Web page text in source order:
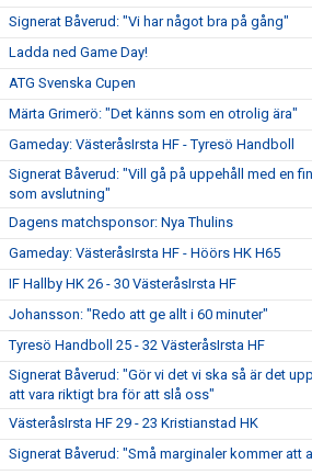
Signerat Båverud: "Vi har något bra på gång"
Ladda ned Game Day!
ATG Svenska Cupen
Märta Grimerö: "Det känns som en otrolig ära"
Gameday: VästeråsIrsta HF - Tyresö Handboll
Signerat Båverud: "Vill gå på uppehåll med en
som avslutning"
Dagens matchsponsor: Nya Thulins
Gameday: VästeråsIrsta HF - Höörs HK H65
IF Hallby HK 26 - 30 VästeråsIrsta HF
Johansson: "Redo att ge allt i 60 minuter"
Tyresö Handboll 25 - 32 VästeråsIrsta HF
Signerat Båverud: "Gör vi det vi ska så är det
att vara riktigt bra för att slå oss"
VästeråsIrsta HF 29 - 23 Kristianstad HK
Signerat Båverud: "Små marginaler kommer att